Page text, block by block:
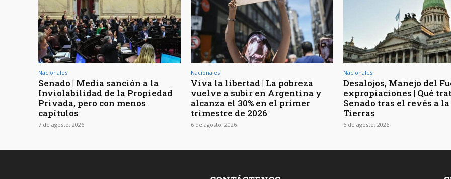
Nacionales
Senado | Media sanción a la
Inviolabilidad de la Propiedad
Privada, pero con menos
capítulos
7 de agosto, 2026
Nacionales
Viva la libertad | La pobreza
vuelve a subir en Argentina y
alcanza el 30% en el primer
trimestre de 2026
6 de agosto, 2026
Nacionales
Desalojos, Manejo del
expropiaciones | Qué
Senado tras el revés a
Tierras
6 de agosto, 2026